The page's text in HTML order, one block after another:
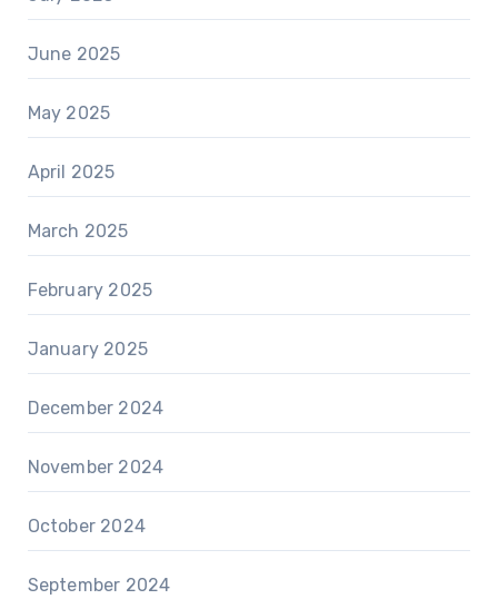
June 2025
May 2025
April 2025
March 2025
February 2025
January 2025
December 2024
November 2024
October 2024
September 2024